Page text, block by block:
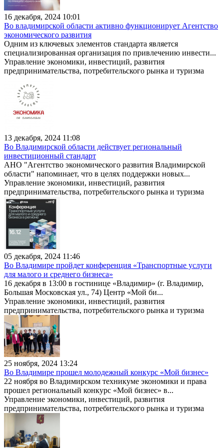
16 декабря, 2024 10:01
Во владимирской области активно функционирует Агентство
экономического развития
Одним из ключевых элементов стандарта является
специализированная организация по привлечению инвести...
Управление экономики, инвестиций, развития
предпринимательства, потребительского рынка и туризма
13 декабря, 2024 11:08
Во Владимирской области действует региональный
инвестиционный стандарт
АНО "Агентство экономического развития Владимирской
области" напоминает, что в целях поддержки новых...
Управление экономики, инвестиций, развития
предпринимательства, потребительского рынка и туризма
05 декабря, 2024 11:46
Во Владимире пройдет конференция «Транспортные услуги
для малого и среднего бизнеса»
16 декабря в 13:00 в гостинице «Владимир» (г. Владимир,
Большая Московская ул., 74) Центр «Мой би...
Управление экономики, инвестиций, развития
предпринимательства, потребительского рынка и туризма
25 ноября, 2024 13:24
Во Владимире прошел молодежный конкурс «Мой бизнес»
22 ноября во Владимирском техникуме экономики и права
прошел региональный конкурс «Мой бизнес» в...
Управление экономики, инвестиций, развития
предпринимательства, потребительского рынка и туризма